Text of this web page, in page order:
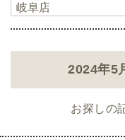
2024年5
お探しの